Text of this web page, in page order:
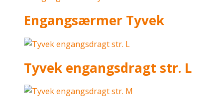
Engangsærmer Tyvek
Tyvek engangsdragt str. L